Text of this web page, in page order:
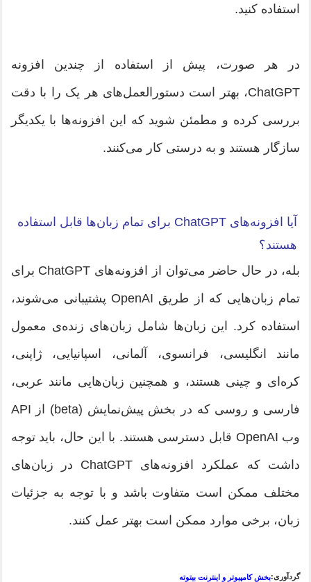
استفاده کنید.
در هر صورت، پیش از استفاده از چندین افزونه
ChatGPT، بهتر است دستورالعمل‌های هر یک را با دقت
بررسی کرده و مطمئن شوید که این افزونه‌ها با یکدیگر
سازگار هستند و به درستی کار می‌کنند.
آیا افزونه‌های ChatGPT برای تمام زبان‌ها قابل استفاده
هستند؟
بله، در حال حاضر می‌توان از افزونه‌های ChatGPT برای
تمام زبان‌هایی که از طریق OpenAI پشتیبانی می‌شوند،
استفاده کرد. این زبان‌ها شامل زبان‌های زنده‌ی معمول
مانند انگلیسی، فرانسوی، آلمانی، اسپانیایی، ژاپنی،
کره‌ای و چینی هستند، و همچنین زبان‌هایی مانند عربی،
فارسی و روسی که در بخش پیش‌نمایش (beta) از API
وب OpenAI قابل دسترسی هستند. با این حال، باید توجه
داشت که عملکرد افزونه‌های ChatGPT در زبان‌های
مختلف ممکن است متفاوت باشد و با توجه به جزئیات
زبان، برخی موارد ممکن است بهتر عمل کنند.
گردآوری:بخش کامپیوتر و اینترنت بیتوته